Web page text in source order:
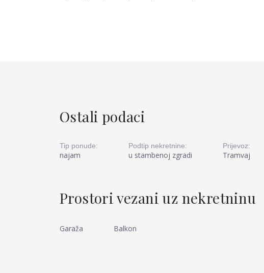
Ostali podaci
Tip ponude:
najam
Podtip nekretnine:
u stambenoj zgradi
Prijevoz:
Tramvaj
Prostori vezani uz nekretninu
Garaža Balkon